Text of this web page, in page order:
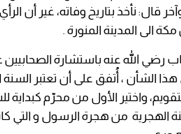
قال: نأخذ بتاريخ وفاته، غير أن
الى المدينة المنورة .
رضي الله عنه باستشارة
الشأن ، أُتفق على أن تعتبر السنة
واختير الأول من محرّم كبداية